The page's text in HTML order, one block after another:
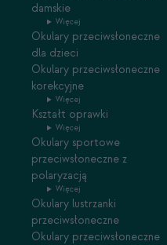
damskie
Więcej
Okulary przeciwsłoneczne
dla dzieci
Okulary przeciwsłoneczne
korekcyjne
Więcej
Kształt oprawki
Więcej
Okulary sportowe
przeciwsłoneczne z
polaryzacją
Więcej
Okulary lustrzanki
przeciwsłoneczne
Okulary przeciwsłoneczne